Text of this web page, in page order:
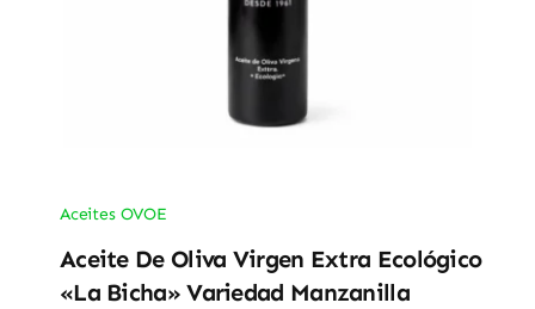
Aceites OVOE
Aceite De Oliva Virgen Extra Ecológico
«La Bicha» Variedad Manzanilla